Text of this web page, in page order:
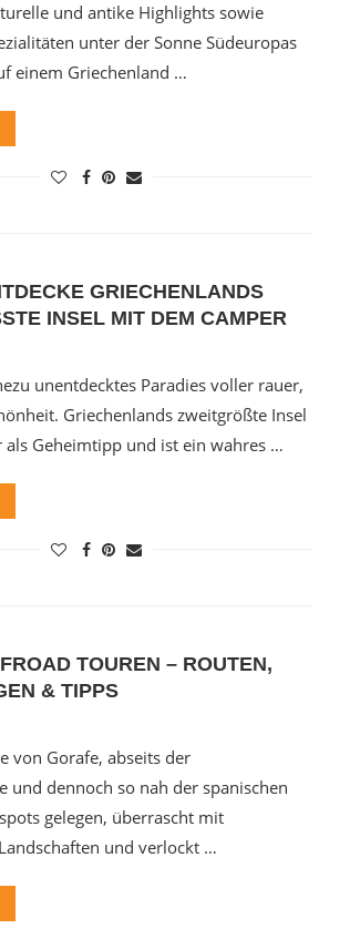
und antike Highlights sowie
unter der Sonne Südeuropas
einem Griechenland …
GRIECHENLANDS
INSEL MIT DEM CAMPER
unentdecktes Paradies voller rauer,
Griechenlands zweitgrößte Insel
Geheimtipp und ist ein wahres …
TOUREN – ROUTEN,
& TIPPS
von Gorafe, abseits der
und dennoch so nah der spanischen
gelegen, überrascht mit
und verlockt …